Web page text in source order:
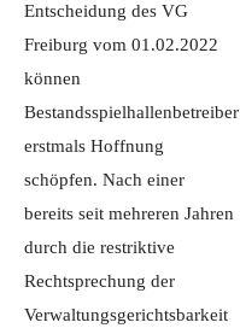
Entscheidung des VG
Freiburg vom 01.02.2022
können
Bestandsspielhallenbetreiber
erstmals Hoffnung
schöpfen. Nach einer
bereits seit mehreren Jahren
durch die restriktive
Rechtsprechung der
Verwaltungsgerichtsbarkeit